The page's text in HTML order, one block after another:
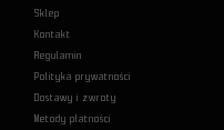
Sklep
Kontakt
Regulamin
Polityka prywatności
Dostawy i zwroty
Metody płatności